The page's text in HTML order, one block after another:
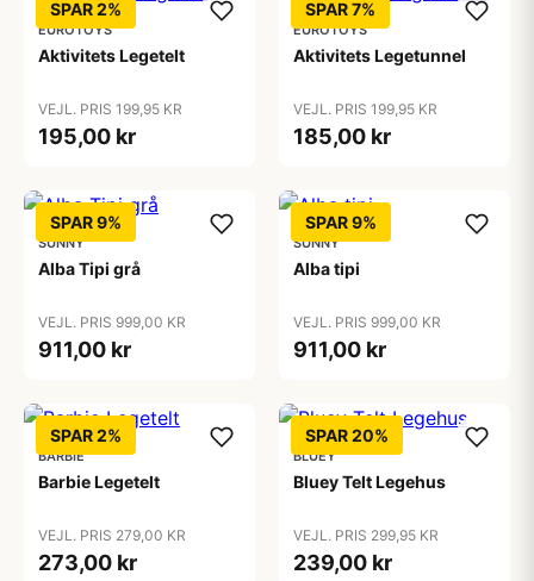
SPAR 2%
EUROTOYS
Aktivitets Legetelt
VEJL. PRIS 199,95 KR
195,00 kr
SPAR 7%
EUROTOYS
Aktivitets Legetunnel
VEJL. PRIS 199,95 KR
185,00 kr
SPAR 9%
SUNNY
Alba Tipi grå
VEJL. PRIS 999,00 KR
911,00 kr
SPAR 9%
SUNNY
Alba tipi
VEJL. PRIS 999,00 KR
911,00 kr
SPAR 2%
BARBIE
Barbie Legetelt
VEJL. PRIS 279,00 KR
273,00 kr
SPAR 20%
BLUEY
Bluey Telt Legehus
VEJL. PRIS 299,95 KR
239,00 kr